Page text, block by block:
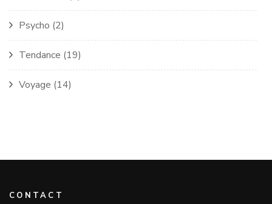
Psycho (2)
Tendance (19)
Voyage (14)
CONTACT